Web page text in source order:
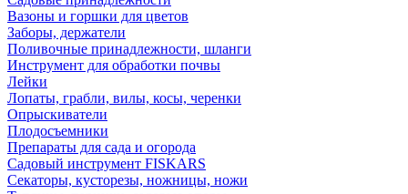
Вазоны и горшки для цветов
Заборы, держатели
Поливочные принадлежности, шланги
Инструмент для обработки почвы
Лейки
Лопаты, грабли, вилы, косы, черенки
Опрыскиватели
Плодосъемники
Препараты для сада и огорода
Садовый инструмент FISKARS
Секаторы, кусторезы, ножницы, ножи